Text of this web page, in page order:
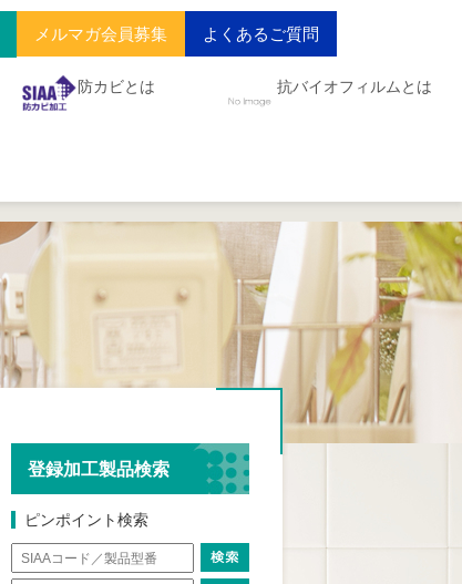
メルマガ会員募集 よくあるご質問
防カビとは 抗バイオフィルムとは
登録加工製品検索
ピンポイント検索